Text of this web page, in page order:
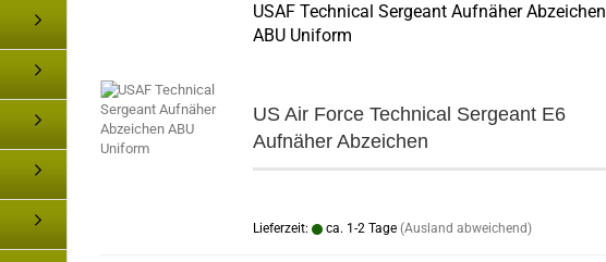
USAF Technical Sergeant Aufnäher Abzeichen
ABU Uniform
US Air Force Technical Sergeant E6
Aufnäher Abzeichen
Lieferzeit: ca. 1-2 Tage (Ausland abweichend)